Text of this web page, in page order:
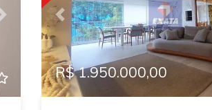
Next Previous
R$ 1.950.000,00